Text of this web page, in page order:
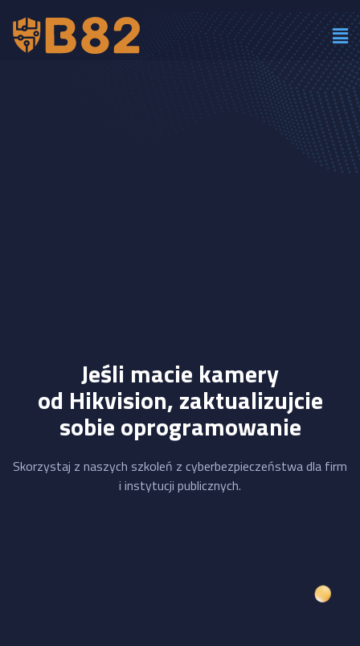
Jeśli macie kamery
od Hikvision, zaktualizujcie
sobie oprogramowanie
Skorzystaj z naszych szkoleń z cyberbezpieczeństwa dla firm
i instytucji publicznych.